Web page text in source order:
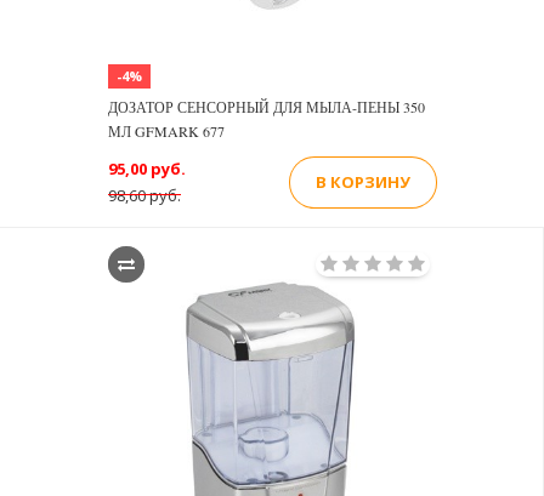
-4%
ДОЗАТОР СЕНСОРНЫЙ ДЛЯ МЫЛА-ПЕНЫ 350
МЛ GFMARK 677
98,60 руб.
95,00 руб.
В КОРЗИНУ